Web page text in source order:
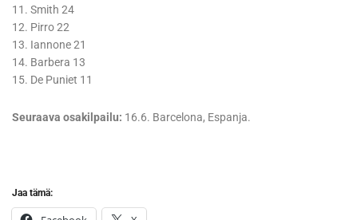
11. Smith 24
12. Pirro 22
13. Iannone 21
14. Barbera 13
15. De Puniet 11
Seuraava osakilpailu: 16.6. Barcelona, Espanja.
Jaa tämä: